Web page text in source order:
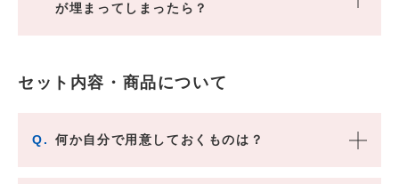
が埋まってしまったら？
セット内容・商品について
Q. 何か自分で用意しておくものは？